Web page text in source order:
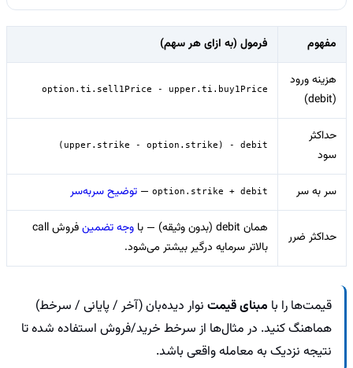
مفهوم فرمول (به ازای هر سهم)
هزینه ورود
(debit)
option.ti.sell1Price - upper.ti.buy1Price
حداکثر
سود
(upper.strike - option.strike) - debit
سر به سر option.strike + debit
— توضیح سربه‌سر
حداکثر ضرر
همان debit (بدون وثیقه) — با وجه تضمین
فروش call
بالاتر سرمایه درگیر بیشتر می‌شود.
قیمت‌ها را با مبنای قیمت نوار دیده‌بان (آخر / پایانی / سرخط)
هماهنگ کنید. در مثال‌ها از سرخط خرید/فروش استفاده شده تا
نتیجه نزدیک به معامله واقعی باشد.